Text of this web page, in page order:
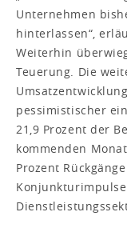
Unternehmen
hinterlassen“,
Weiterhin
Teuerung. Die
pessimistischer
21,9 Prozent der
kommenden
Prozent